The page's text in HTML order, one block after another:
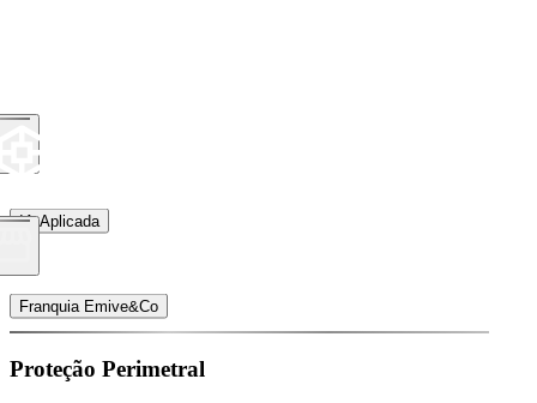
IA Aplicada
Franquia Emive&Co
Proteção Perimetral